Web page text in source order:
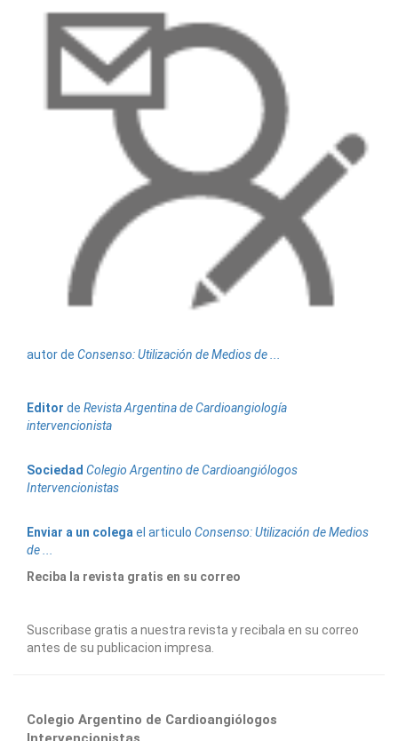
autor de Consenso: Utilización de Medios de ...
Editor de Revista Argentina de Cardioangiología
intervencionista
Sociedad Colegio Argentino de Cardioangiólogos
Intervencionistas
Enviar a un colegael articulo Consenso: Utilización de Medios
de ...
Reciba la revista gratis en su correo
Suscribase gratis a nuestra revista y recibala en su correo
antes de su publicacion impresa.
Colegio Argentino de Cardioangiólogos